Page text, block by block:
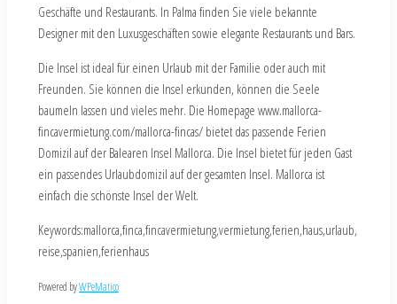
Geschäfte und Restaurants. In Palma finden Sie viele bekannte
Designer mit den Luxusgeschäften sowie elegante Restaurants und Bars.
Die Insel ist ideal für einen Urlaub mit der Familie oder auch mit
Freunden. Sie können die Insel erkunden, können die Seele
baumeln lassen und vieles mehr. Die Homepage www.mallorca-
fincavermietung.com/mallorca-fincas/ bietet das passende Ferien
Domizil auf der Balearen Insel Mallorca. Die Insel bietet für jeden Gast
ein passendes Urlaubdomizil auf der gesamten Insel. Mallorca ist
einfach die schönste Insel der Welt.
Keywords:mallorca,finca,fincavermietung,vermietung,ferien,haus,urlaub,
reise,spanien,ferienhaus
Powered byWPeMatico